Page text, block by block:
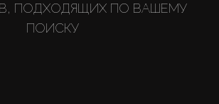
ПОДХОДЯЩИХ ПО ВАШЕМУ
ПОИСКУ